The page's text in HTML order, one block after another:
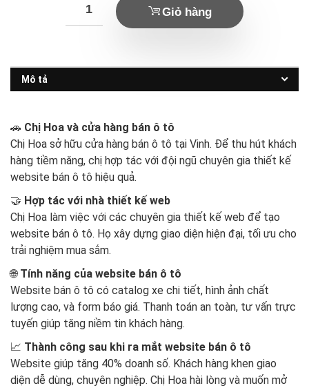
là:
7.800.000 ₫.
Giỏ hàng
Mô tả
🚗 Chị Hoa và cửa hàng bán ô tô
Chị Hoa sở hữu cửa hàng bán ô tô tại Vinh. Để thu hút khách
hàng tiềm năng, chị hợp tác với đội ngũ chuyên gia thiết kế
website bán ô tô hiệu quả.
🤝 Hợp tác với nhà thiết kế web
Chị Hoa làm việc với các chuyên gia thiết kế web để tạo
website bán ô tô. Họ xây dựng giao diện hiện đại, tối ưu cho
trải nghiệm mua sắm.
🌐 Tính năng của website bán ô tô
Website bán ô tô có catalog xe chi tiết, hình ảnh chất
lượng cao, và form báo giá. Thanh toán an toàn, tư vấn trực
tuyến giúp tăng niềm tin khách hàng.
📈 Thành công sau khi ra mắt website bán ô tô
Website giúp tăng 40% doanh số. Khách hàng khen giao
diện dễ dùng, chuyên nghiệp. Chị Hoa hài lòng và muốn mở